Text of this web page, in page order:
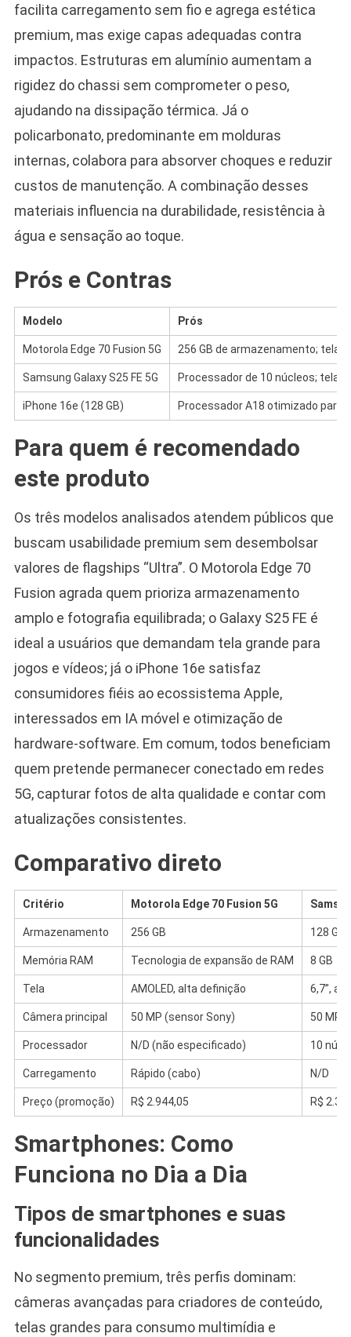
facilita carregamento sem fio e agrega estética
premium, mas exige capas adequadas contra
impactos. Estruturas em alumínio aumentam a
rigidez do chassi sem comprometer o peso,
ajudando na dissipação térmica. Já o
policarbonato, predominante em molduras
internas, colabora para absorver choques e reduzir
custos de manutenção. A combinação desses
materiais influencia na durabilidade, resistência à
água e sensação ao toque.
Prós e Contras
Modelo Prós
Motorola Edge 70 Fusion 5G 256 GB de armazenamento; tela
Samsung Galaxy S25 FE 5G Processador de 10 núcleos; tela
iPhone 16e (128 GB) Processador A18 otimizado para
Para quem é recomendado
este produto
Os três modelos analisados atendem públicos que
buscam usabilidade premium sem desembolsar
valores de flagships “Ultra”. O Motorola Edge 70
Fusion agrada quem prioriza armazenamento
amplo e fotografia equilibrada; o Galaxy S25 FE é
ideal a usuários que demandam tela grande para
jogos e vídeos; já o iPhone 16e satisfaz
consumidores fiéis ao ecossistema Apple,
interessados em IA móvel e otimização de
hardware-software. Em comum, todos beneficiam
quem pretende permanecer conectado em redes
5G, capturar fotos de alta qualidade e contar com
atualizações consistentes.
Comparativo direto
Critério Motorola Edge 70 Fusion 5G
Armazenamento 256 GB 128 GB
Memória RAM Tecnologia de expansão de RAM 8 GB
Tela AMOLED, alta definição 6,7”,
Câmera principal 50 MP (sensor Sony) 50 MP,
Processador N/D (não especificado) 10
Carregamento Rápido (cabo) N/D
Preço (promoção) R$ 2.944,05 R$
Smartphones: Como
Funciona no Dia a Dia
Tipos de smartphones e suas
funcionalidades
No segmento premium, três perfis dominam:
câmeras avançadas para criadores de conteúdo,
telas grandes para consumo multimídia e